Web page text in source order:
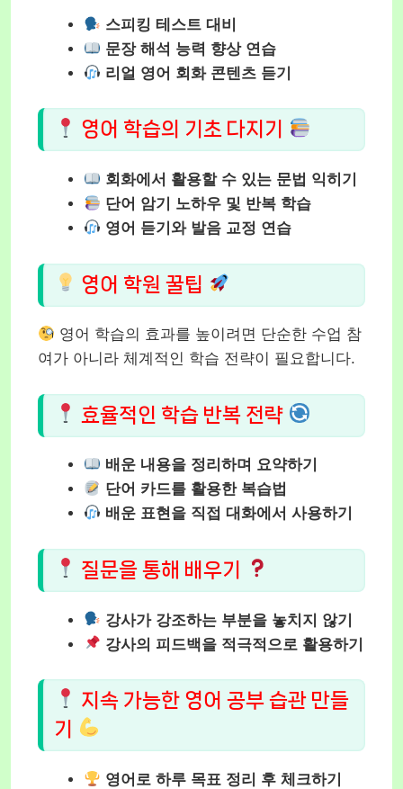
스피킹 테스트 대비
문장 해석 능력 향상 연습
리얼 영어 회화 콘텐츠 듣기
영어 학습의 기초 다지기
회화에서 활용할 수 있는 문법 익히기
단어 암기 노하우 및 반복 학습
영어 듣기와 발음 교정 연습
영어 학원 꿀팁
영어 학습의 효과를 높이려면 단순한 수업 참
여가 아니라 체계적인 학습 전략이 필요합니다.
효율적인 학습 반복 전략
배운 내용을 정리하며 요약하기
단어 카드를 활용한 복습법
배운 표현을 직접 대화에서 사용하기
질문을 통해 배우기
강사가 강조하는 부분을 놓치지 않기
강사의 피드백을 적극적으로 활용하기
지속 가능한 영어 공부 습관 만들
기
영어로 하루 목표 정리 후 체크하기